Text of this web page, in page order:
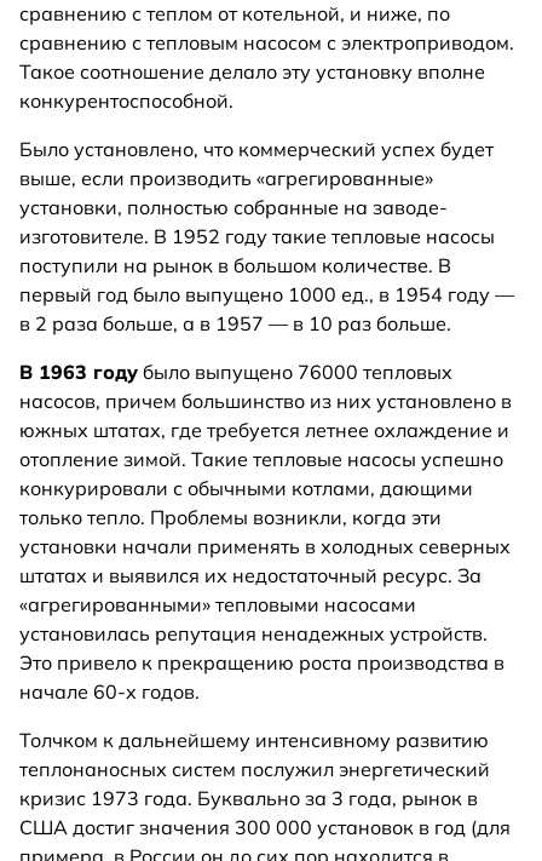
сравнению с теплом от котельной, и ниже, по
сравнению с тепловым насосом с электроприводом.
Такое соотношение делало эту установку вполне
конкурентоспособной.
Было установлено, что коммерческий успех будет
выше, если производить «агрегированные»
установки, полностью собранные на заводе-
изготовителе. В 1952 году такие тепловые насосы
поступили на рынок в большом количестве. В
первый год было выпущено 1000 ед., в 1954 году —
в 2 раза больше, а в 1957 — в 10 раз больше.
В 1963 году было выпущено 76000 тепловых
насосов, причем большинство из них установлено в
южных штатах, где требуется летнее охлаждение и
отопление зимой. Такие тепловые насосы успешно
конкурировали с обычными котлами, дающими
только тепло. Проблемы возникли, когда эти
установки начали применять в холодных северных
штатах и выявился их недостаточный ресурс. За
«агрегированными» тепловыми насосами
установилась репутация ненадежных устройств.
Это привело к прекращению роста производства в
начале 60-х годов.
Толчком к дальнейшему интенсивному развитию
теплонаносных систем послужил энергетический
кризис 1973 года. Буквально за 3 года, рынок в
США достиг значения 300 000 установок в год (для